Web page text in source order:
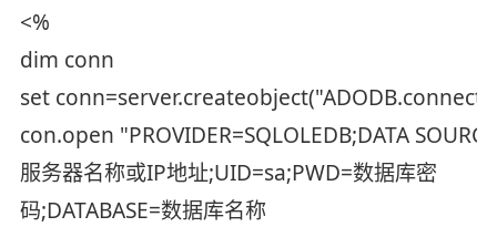
<%
dim conn
set
con.open "PROVIDER=SQLOLEDB;DATA
服务器名称或IP地址;UID=sa;PWD=数据库密
码;DATABASE=数据库名称